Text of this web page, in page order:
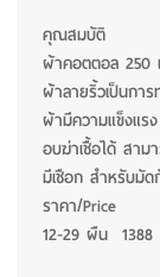
คุณสมบัติ
ผ้าคอตตอล 250
ผ้าลายริ้วเป็นกา
ผ้ามีความแข็งแร
อบฆ่าเชื้อได้ สา
มีเชือก สำหรับมั
ราคา/Price
12-29 ผืน